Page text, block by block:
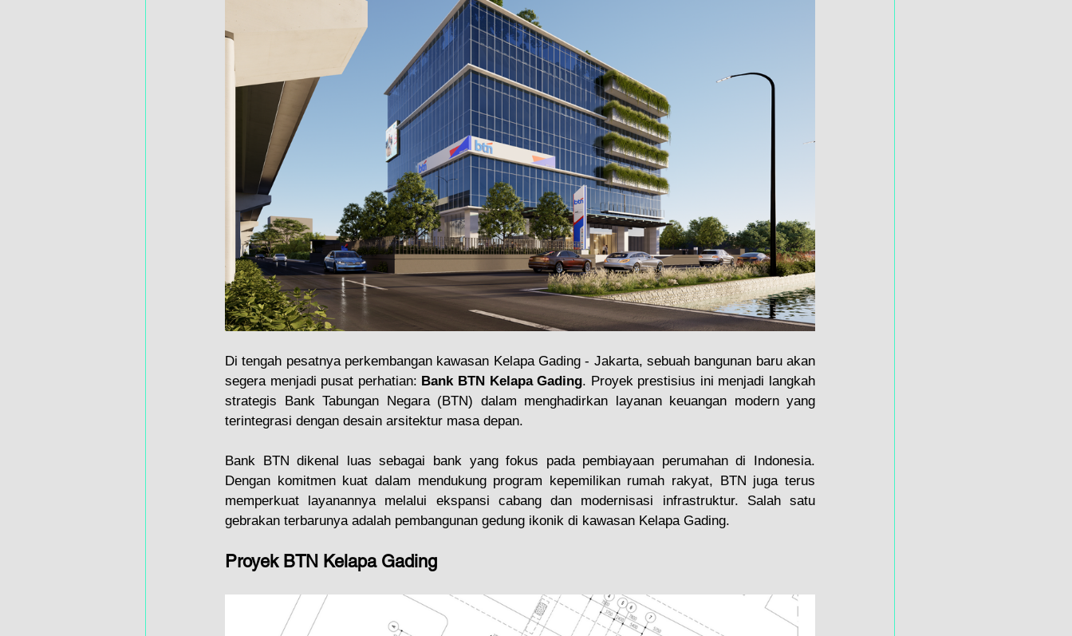
Di tengah pesatnya perkembangan kawasan Kelapa Gading - Jakarta, sebuah bangunan baru akan
segera menjadi pusat perhatian: Bank BTN Kelapa Gading. Proyek prestisius ini menjadi langkah
strategis Bank Tabungan Negara (BTN) dalam menghadirkan layanan keuangan modern yang
terintegrasi dengan desain arsitektur masa depan.
Bank BTN dikenal luas sebagai bank yang fokus pada pembiayaan perumahan di Indonesia.
Dengan komitmen kuat dalam mendukung program kepemilikan rumah rakyat, BTN juga terus
memperkuat layanannya melalui ekspansi cabang dan modernisasi infrastruktur. Salah satu
gebrakan terbarunya adalah pembangunan gedung ikonik di kawasan Kelapa Gading.
Proyek BTN Kelapa Gading